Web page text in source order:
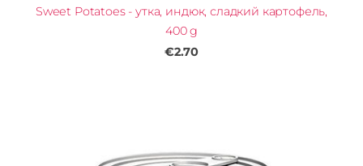
Sweet Potatoes - утка, индюк, сладкий картофель,
400 g
€2.70